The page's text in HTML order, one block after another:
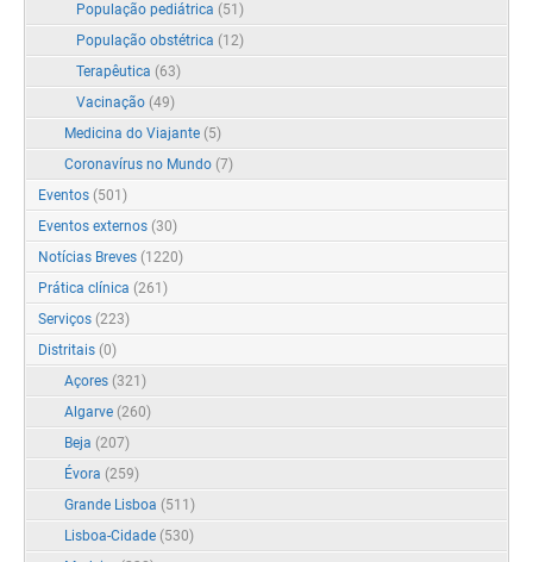
População pediátrica (51)
População obstétrica (12)
Terapêutica (63)
Vacinação (49)
Medicina do Viajante (5)
Coronavírus no Mundo (7)
Eventos (501)
Eventos externos (30)
Notícias Breves (1220)
Prática clínica (261)
Serviços (223)
Distritais (0)
Açores (321)
Algarve (260)
Beja (207)
Évora (259)
Grande Lisboa (511)
Lisboa-Cidade (530)